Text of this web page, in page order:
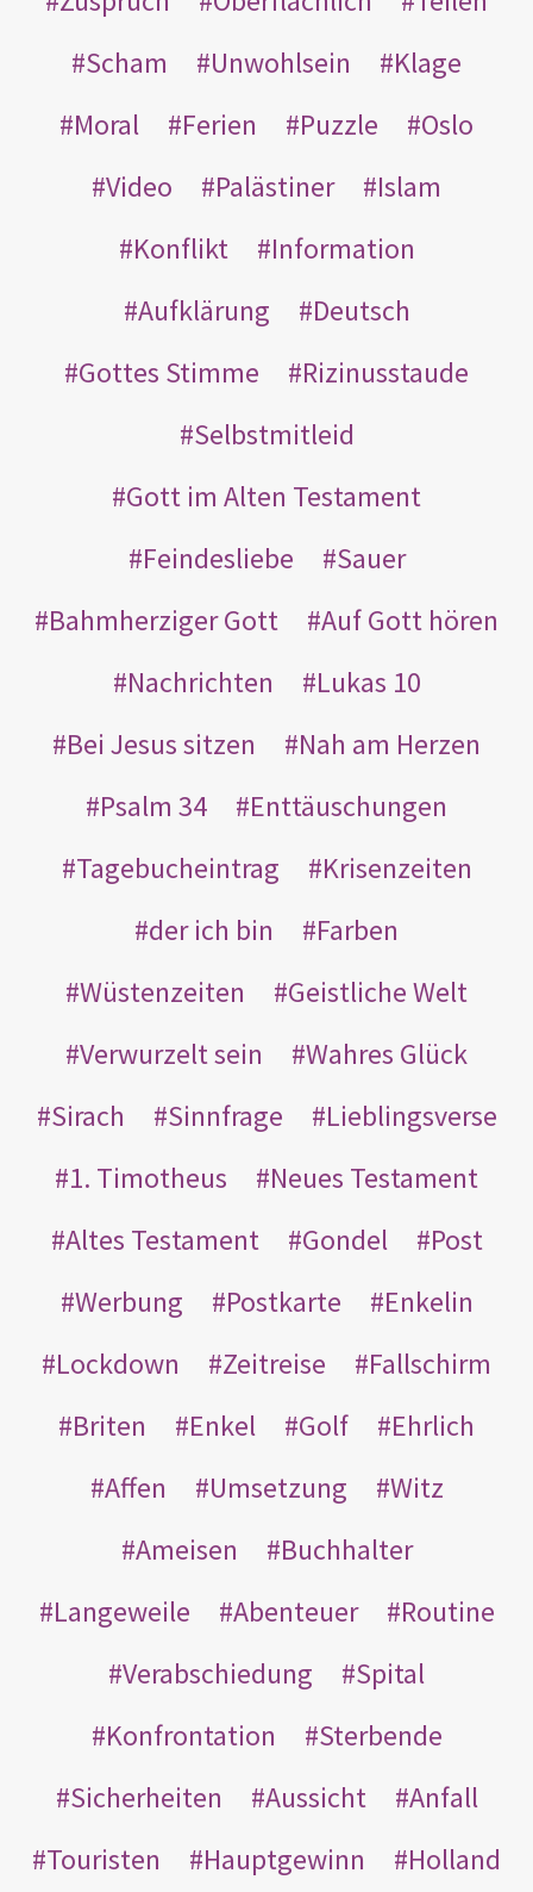
Scham
Unwohlsein
Klage
Moral
Ferien Puzzle
Oslo
Video
Palästiner
Islam
Konflikt
Information
Aufklärung
Deutsch
Gottes Stimme
Rizinusstaude
Selbstmitleid
Gott im Alten Testament
Feindesliebe
Sauer
Bahmherziger Gott
Auf Gott hören
Nachrichten
Lukas 10
Bei Jesus sitzen
Nah am Herzen
Psalm 34
Enttäuschungen
Tagebucheintrag
Krisenzeiten
der ich bin
Farben
Wüstenzeiten
Geistliche Welt
Verwurzelt sein
Wahres Glück
Sirach
Sinnfrage
Lieblingsverse
1. Timotheus
Neues Testament
Altes Testament
Gondel
Post
Werbung
Postkarte
Enkelin
Lockdown
Zeitreise
Fallschirm
Briten
Enkel Golf
Ehrlich
Affen
Umsetzung
Witz
Ameisen
Buchhalter
Langeweile
Abenteuer
Routine
Verabschiedung
Spital
Konfrontation
Sterbende
Sicherheiten
Aussicht
Anfall
Touristen
Hauptgewinn Holland